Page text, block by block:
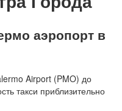
аэропорт в
Airport (PMO) до
такси приблизительно